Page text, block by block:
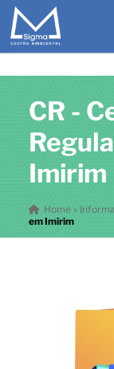
CR -
Imirim
Home»
em Imirim